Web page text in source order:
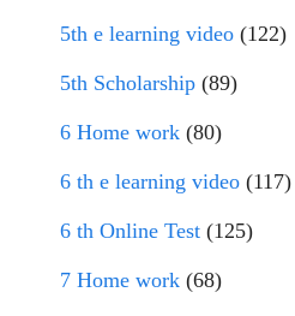
5th e learning video (122)
5th Scholarship (89)
6 Home work (80)
6 th e learning video (117)
6 th Online Test (125)
7 Home work (68)